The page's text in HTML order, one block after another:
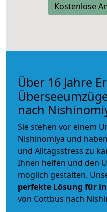
Kostenlose
Über 16 Jahre
nach
Sie stehen vor einem
Nishinomiya und
und Alltagsstress zu
Ihnen helfen und den
möglich gestalten.
perfekte Lösung für
von Cottbus nach